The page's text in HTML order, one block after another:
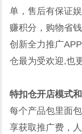
单，售后有保证
赚积分，购物省
创新全力推广
仓最为受欢迎,也
特扣仓开店模式
每个产品包里面
享获取推广费，